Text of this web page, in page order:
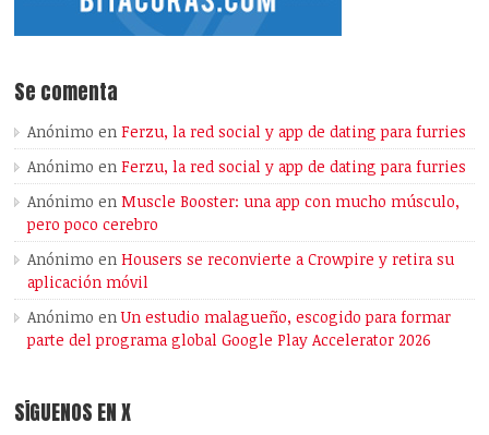
Se comenta
Anónimo enFerzu, la red social y app de dating para furries
Anónimo enFerzu, la red social y app de dating para furries
Anónimo enMuscle Booster: una app con mucho músculo,
pero poco cerebro
Anónimo enHousers se reconvierte a Crowpire y retira su
aplicación móvil
Anónimo enUn estudio malagueño, escogido para formar
parte del programa global Google Play Accelerator 2026
SÍGUENOS EN X